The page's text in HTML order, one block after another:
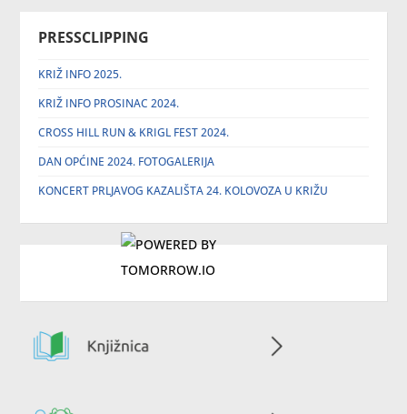
PRESSCLIPPING
KRIŽ INFO 2025.
KRIŽ INFO PROSINAC 2024.
CROSS HILL RUN & KRIGL FEST 2024.
DAN OPĆINE 2024. FOTOGALERIJA
KONCERT PRLJAVOG KAZALIŠTA 24. KOLOVOZA U KRIŽU